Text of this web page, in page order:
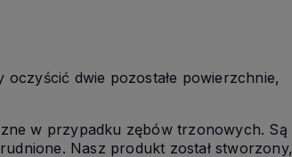
dwie pozostałe powierzchnie,
w przypadku zębów trzonowych. Są
Nasz produkt został stworzony,